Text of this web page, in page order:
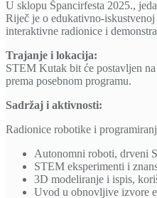
U sklopu Špancirfesta 2025.,
Riječ je o edukativno-
interaktivne radionice i
Trajanje i lokacija:
STEM Kutak bit će postavljen na
prema posebnom programu.
Sadržaj i aktivnosti:
Radionice robotike i
Autonomni roboti, drveni
STEM eksperimenti i
3D modeliranje i ispis,
Uvod u obnovljive izvore